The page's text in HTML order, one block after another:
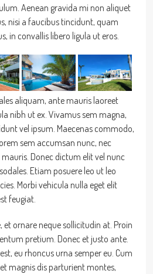
Aenean gravida mi non aliquet
nisi a faucibus tincidunt, quam
in convallis libero ligula ut eros.
aliquam, ante mauris laoreet
nibh ut ex. Vivamus sem magna,
vel ipsum. Maecenas commodo,
sem accumsan nunc, nec
Donec dictum elit vel nunc
Etiam posuere leo ut leo
Morbi vehicula nulla eget elit
feugiat.
et ornare neque sollicitudin at. Proin
pretium. Donec et justo ante.
eu rhoncus urna semper eu. Cum
magnis dis parturient montes,